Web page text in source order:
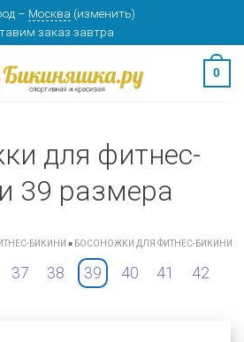
– Москва (изменить)
заказ завтра
0
для фитнес-
39 размера
БИКИНИ » БОСОНОЖКИ ДЛЯ ФИТНЕС-БИКИНИ
37 38 39 40 41 42